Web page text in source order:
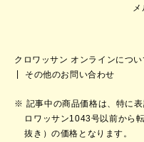
クロワッサン オンラインについ
その他のお問い合わせ
記事中の商品価格は、特に
ロワッサン1043号以前から
抜き）の価格となります。